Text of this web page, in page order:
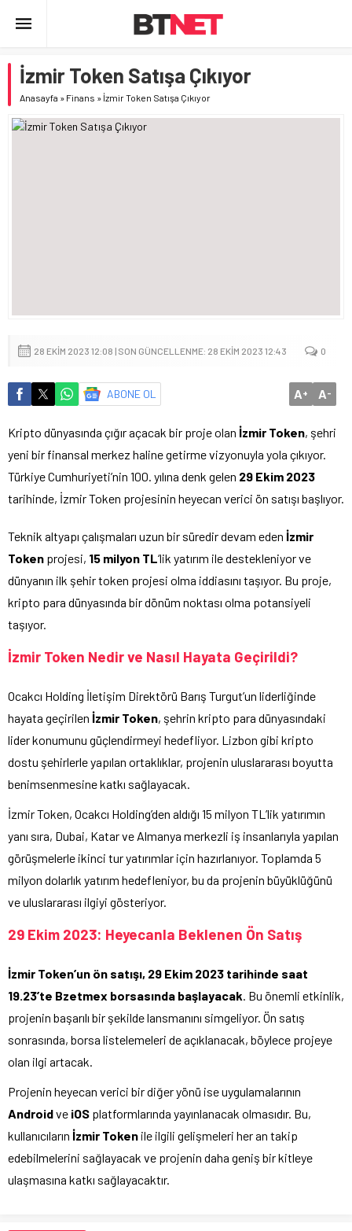
İzmir Token Satışa Çıkıyor
Anasayfa » Finans » İzmir Token Satışa Çıkıyor
28 EKIM 2023 12:08 | SON GÜNCELLENME: 28 EKIM 2023 12:43 0
ABONE OL A+ A-
Kripto dünyasında çığır açacak bir proje olan İzmir Token, şehri
yeni bir finansal merkez haline getirme vizyonuyla yola çıkıyor.
Türkiye Cumhuriyeti’nin 100. yılına denk gelen 29 Ekim 2023
tarihinde, İzmir Token projesinin heyecan verici ön satışı başlıyor.
Teknik altyapı çalışmaları uzun bir süredir devam eden İzmir
Token projesi, 15 milyon TL ‘lik yatırım ile destekleniyor ve
dünyanın ilk şehir token projesi olma iddiasını taşıyor. Bu proje,
kripto para dünyasında bir dönüm noktası olma potansiyeli
taşıyor.
İzmir Token Nedir ve Nasıl Hayata Geçirildi?
Ocakcı Holding İletişim Direktörü Barış Turgut’un liderliğinde
hayata geçirilen İzmir Token, şehrin kripto para dünyasındaki
lider konumunu güçlendirmeyi hedefliyor. Lizbon gibi kripto
dostu şehirlerle yapılan ortaklıklar, projenin uluslararası boyutta
benimsenmesine katkı sağlayacak.
İzmir Token, Ocakcı Holding’den aldığı 15 milyon TL’lik yatırımın
yanı sıra, Dubai, Katar ve Almanya merkezli iş insanlarıyla yapılan
görüşmelerle ikinci tur yatırımlar için hazırlanıyor. Toplamda 5
milyon dolarlık yatırım hedefleniyor, bu da projenin büyüklüğünü
ve uluslararası ilgiyi gösteriyor.
29 Ekim 2023: Heyecanla Beklenen Ön Satış
İzmir Token’un ön satışı, 29 Ekim 2023 tarihinde saat
19.23’te Bzetmex borsasında başlayacak . Bu önemli etkinlik,
projenin başarılı bir şekilde lansmanını simgeliyor. Ön satış
sonrasında, borsa listelemeleri de açıklanacak, böylece projeye
olan ilgi artacak.
Projenin heyecan verici bir diğer yönü ise uygulamalarının
Androidve iOS platformlarında yayınlanacak olmasıdır. Bu,
kullanıcıların İzmir Token ile ilgili gelişmeleri her an takip
edebilmelerini sağlayacak ve projenin daha geniş bir kitleye
ulaşmasına katkı sağlayacaktır.